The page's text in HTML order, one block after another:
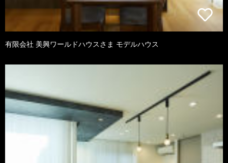
有限会社 美興ワールドハウスさま モデルハウス